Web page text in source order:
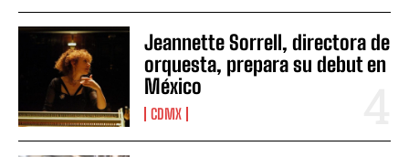
Jeannette Sorrell, directora de
orquesta, prepara su debut en
México
CDMX